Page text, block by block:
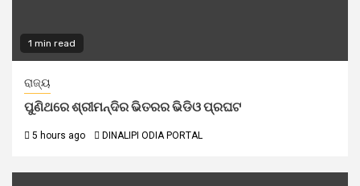
1 min read
ରାଜ୍ୟ
ପୁଣିଥରେ ଶ୍ରୀମନ୍ଦିର ଭିତରର ଭିଡିଓ ପ୍ରଘଟ
5 hours ago DINALIPI ODIA PORTAL